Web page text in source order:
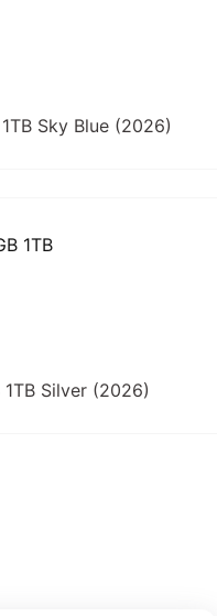
Sky Blue (2026)
Silver (2026)